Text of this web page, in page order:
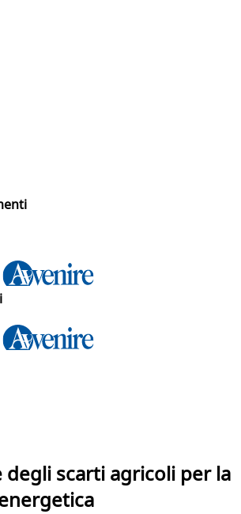
degli scarti agricoli per la